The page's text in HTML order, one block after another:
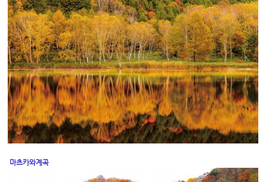
마츠카와계곡